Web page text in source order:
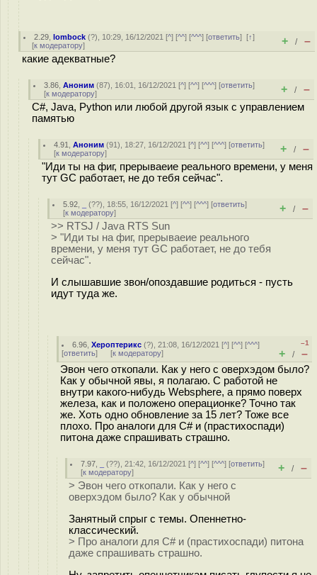
2.29 ,lombock (?), 10:29, 16/12/2021 [^] [^^] [^^^] [ответить][↑]
[к модератору] + / –
какие адекватные?
3.86 ,Аноним (87), 16:01, 16/12/2021 [^] [^^] [^^^] [ответить]
[к модератору] + / –
C#, Java, Python или любой другой язык с управлением
памятью
4.91 ,Аноним (91), 18:27, 16/12/2021 [^] [^^] [^^^] [ответить]
[к модератору] + / –
"Иди ты на фиг, прерываеие реального времени, у меня
тут GC работает, не до тебя сейчас".
5.92 (??), 18:55, 16/12/2021 [^] [^^] [^^^] [ответить]
[к модератору] + / –
>> RTSJ / Java RTS Sun
> "Иди ты на фиг, прерываеие реального
времени, у меня тут GC работает, не до тебя
сейчас".
И слышавшие звон/опоздавшие родиться - пусть
идут туда же.
6.96 ,Хероптерикс (?), 21:08, 16/12/2021 [^] [^^] [^^^]
[ответить] [к модератору]
–1
+ / –
Эвон чего откопали. Как у него с оверхэдом было?
Как у обычной явы, я полагаю. С работой не
внутри какого-нибудь Websphere, а прямо поверх
железа, как и положено операционке? Точно так
же. Хоть одно обновление за 15 лет? Тоже все
плохо. Про аналоги для C# и (прастихоспади)
питона даже спрашивать страшно.
7.97 (??), 21:42, 16/12/2021 [^] [^^] [^^^] [ответить]
[к модератору] + / –
> Эвон чего откопали. Как у него с
оверхэдом было? Как у обычной
Занятный спрыг с темы. Опеннетно-
классический.
> Про аналоги для C# и (прастихоспади) питона
даже спрашивать страшно.